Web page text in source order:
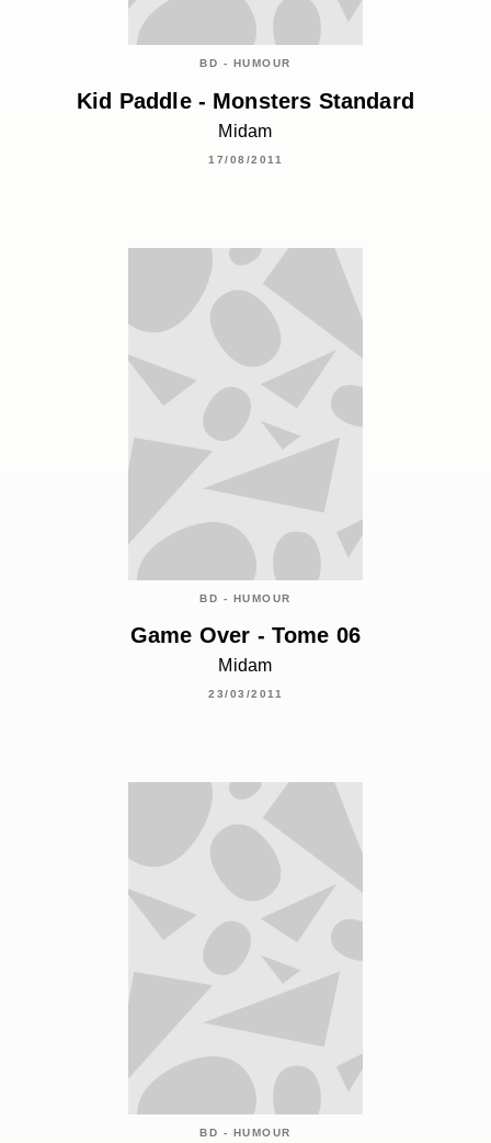
BD - HUMOUR
Kid Paddle - Monsters Standard
Midam
17/08/2011
BD - HUMOUR
Game Over - Tome 06
Midam
23/03/2011
BD - HUMOUR